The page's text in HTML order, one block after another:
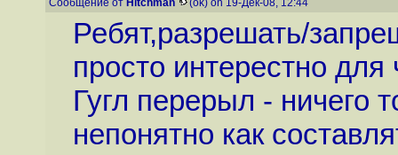
Сообщение от Hitchman (ok) on 19-Дек-08, 12:44
Ребят,разрешать/
просто интерестно для
Гугл перерыл - ничего
непонятно как